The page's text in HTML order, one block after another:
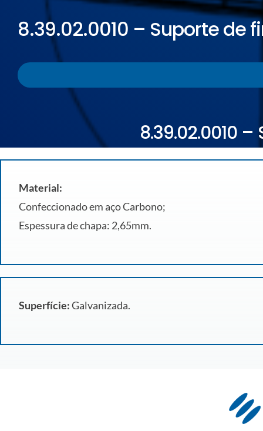
ELETROPOLL COMÉRCIO DE AÇO
ENGLISH
ESPAÑOL
8.39.02.0010 – Suporte de
8.39.02.0010
Material:
Confeccionado em aço Carbono;
Espessura de chapa: 2,65mm.
Superfície:Galvanizada.